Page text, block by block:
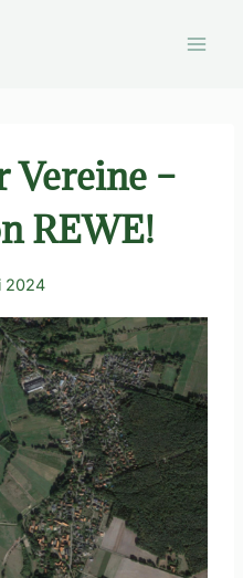
Vereine –
REWE!
2024